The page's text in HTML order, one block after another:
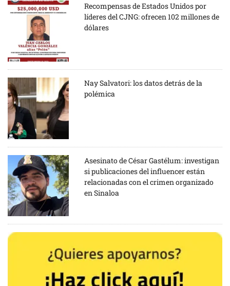
Recompensas de Estados Unidos por
líderes del CJNG: ofrecen 102 millones de
dólares
Nay Salvatori: los datos detrás de la
polémica
Asesinato de César Gastélum: investigan
si publicaciones del influencer están
relacionadas con el crimen organizado
en Sinaloa